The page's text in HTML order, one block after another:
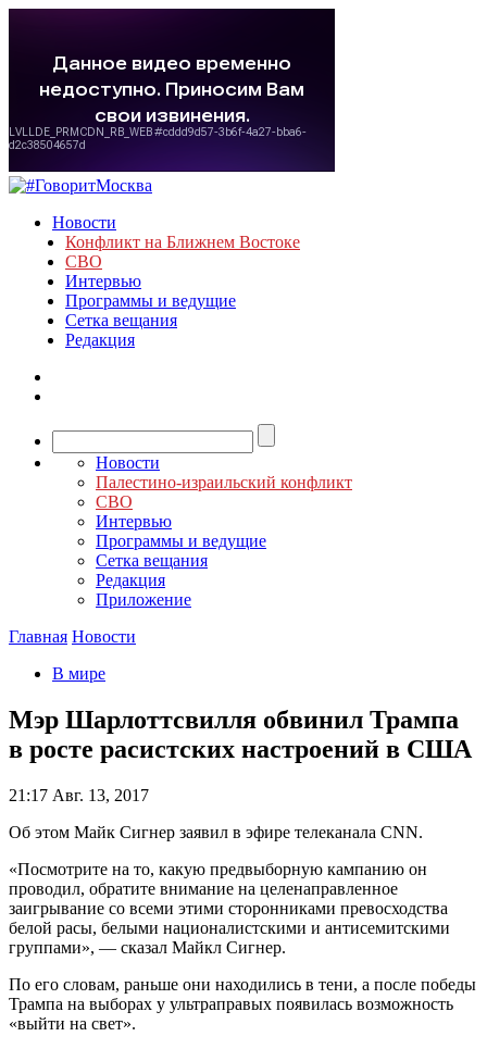
Новости
Конфликт на Ближнем Востоке
СВО
Интервью
Программы и ведущие
Сетка вещания
Редакция
Новости
Палестино-израильский конфликт
СВО
Интервью
Программы и ведущие
Сетка вещания
Редакция
Приложение
Главная Новости
В мире
Мэр Шарлоттсвилля обвинил Трампа
в росте расистских настроений в США
21:17 Авг. 13, 2017
Об этом Майк Сигнер заявил в эфире телеканала CNN.
«Посмотрите на то, какую предвыборную кампанию он
проводил, обратите внимание на целенаправленное
заигрывание со всеми этими сторонниками превосходства
белой расы, белыми националистскими и антисемитскими
группами», — сказал Майкл Сигнер.
По его словам, раньше они находились в тени, а после победы
Трампа на выборах у ультраправых появилась возможность
«выйти на свет».